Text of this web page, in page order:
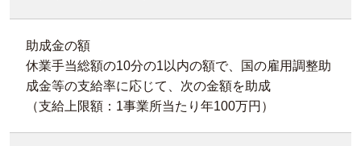
助成金の額
休業手当総額の10分の1以内の額で、国の雇用調整助
成金等の支給率に応じて、次の金額を助成
（支給上限額：1事業所当たり年100万円）